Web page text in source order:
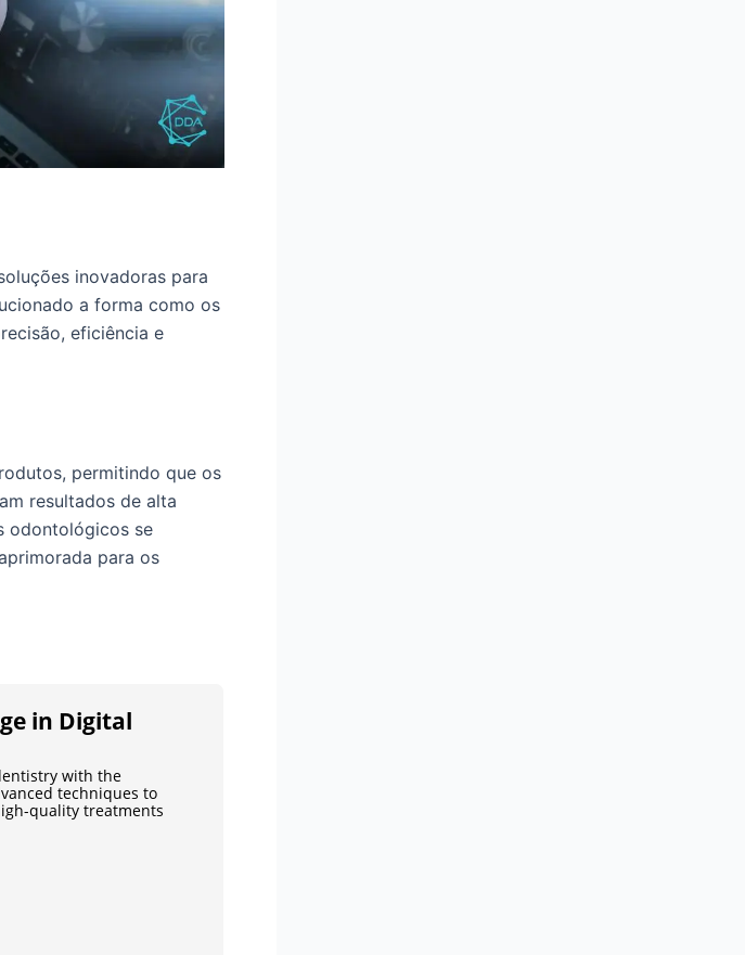
inovadoras para
a forma como os
eficiência e
permitindo que os
resultados de alta
odontológicos se
para os
in Digital
with the
techniques to
quality treatments